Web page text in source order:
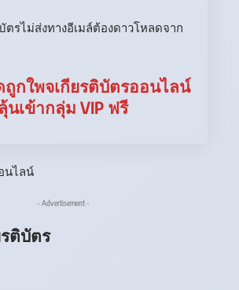
ตรไม่ส่งทางอีเมล์ต้องดาวโหลดจาก
กใพจเกียรติบัตรออนไลน์
นเข้ากลุ่ม VIP ฟรี
นไลน์
- Advertisement -
ติบัตร